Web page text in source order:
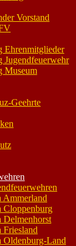
Vorstand
Ehrenmitglieder
Jugendfeuerwehr
Museum
Geehrte
Ammerland
Cloppenburg
Delmenhorst
Friesland
Oldenburg-Land